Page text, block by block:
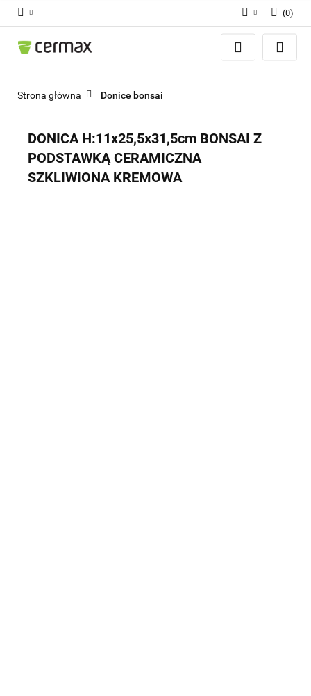
Zaloguj się
(0)
Strona główna Donice bonsai
DONICA H:11x25,5x31,5cm BONSAI Z
PODSTAWKĄ CERAMICZNA
SZKLIWIONA KREMOWA